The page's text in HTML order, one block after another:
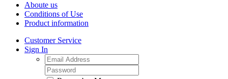
Aboute us
Conditions of Use
Product information
Customer Service
Sign In